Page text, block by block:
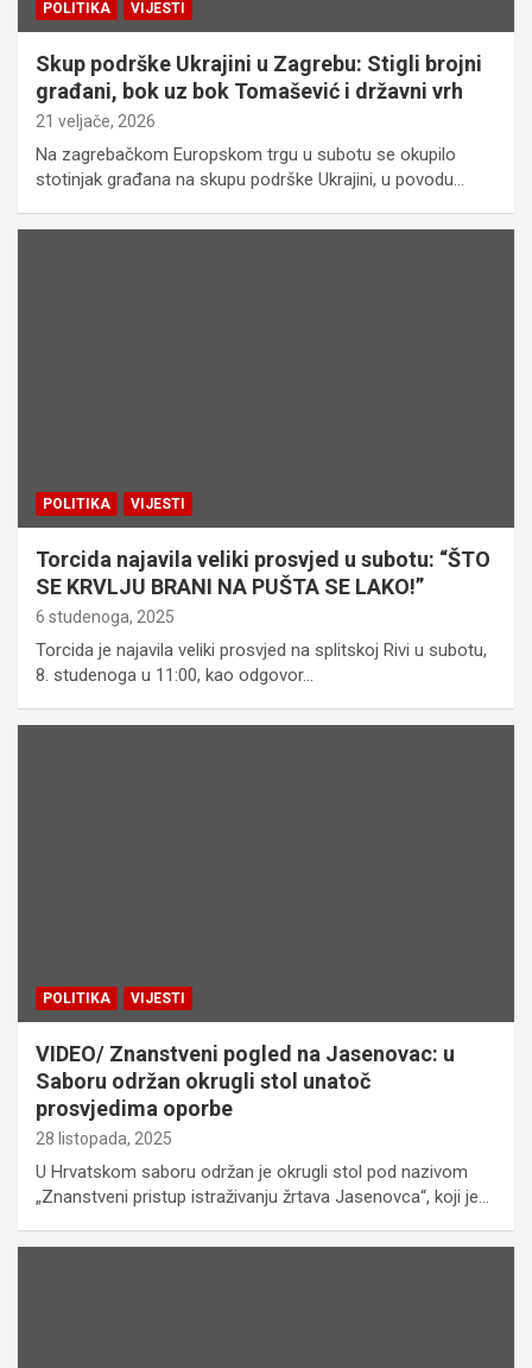
POLITIKA VIJESTI
Skup podrške Ukrajini u Zagrebu: Stigli brojni
građani, bok uz bok Tomašević i državni vrh
21 veljače, 2026
Na zagrebačkom Europskom trgu u subotu se okupilo
stotinjak građana na skupu podrške Ukrajini, u povodu…
POLITIKA VIJESTI
Torcida najavila veliki prosvjed u subotu: “ŠTO
SE KRVLJU BRANI NA PUŠTA SE LAKO!”
6 studenoga, 2025
Torcida je najavila veliki prosvjed na splitskoj Rivi u subotu,
8. studenoga u 11:00, kao odgovor…
POLITIKA VIJESTI
VIDEO/ Znanstveni pogled na Jasenovac: u
Saboru održan okrugli stol unatoč
prosvjedima oporbe
28 listopada, 2025
U Hrvatskom saboru održan je okrugli stol pod nazivom
„Znanstveni pristup istraživanju žrtava Jasenovca“, koji je…